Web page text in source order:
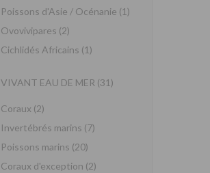
Poissons d'Asie / Océnanie (1)
Ovovivipares (2)
Cichlidés Africains (1)
VIVANT EAU DE MER (31)
Coraux (2)
Invertébrés marins (7)
Poissons marins (20)
Coraux d'exception (2)